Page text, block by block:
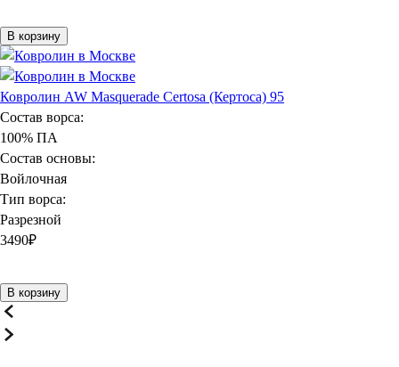
В корзину
Ковролин AW Masquerade Certosa (Кертоса) 95
Состав ворса:
100% ПА
Состав основы:
Войлочная
Тип ворса:
Разрезной
3490₽
В корзину